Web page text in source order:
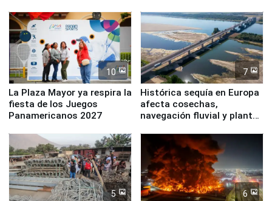
10
La Plaza Mayor ya respira la
fiesta de los Juegos
Panamericanos 2027
7
Histórica sequía en Europa
afecta cosechas,
navegación fluvial y plantas
5 6